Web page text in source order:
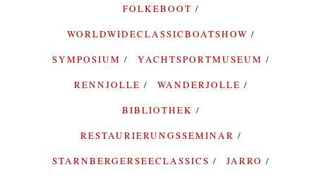
FOLKEBOOT
WORLDWIDECLASSICBOATSHOW
SYMPOSIUM
YACHTSPORTMUSEUM
RENNJOLLE
WANDERJOLLE
BIBLIOTHEK
RESTAURIERUNGSSEMINAR
STARNBERGERSEECLASSICS
JARRO